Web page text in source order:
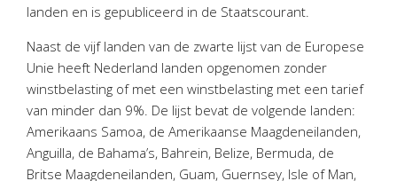
diensten
Financiele Administratie
Startersbegeleiding
Tijdelijk financieel personeel
Personeel & Organisatie
Bedrijfseconomisch advies
landen en is gepubliceerd in de Staatscourant.
Naast de vijf landen van de zwarte lijst van de Europese
Unie heeft Nederland landen opgenomen zonder
winstbelasting of met een winstbelasting met een tarief
van minder dan 9%. De lijst bevat de volgende landen:
Amerikaans Samoa, de Amerikaanse Maagdeneilanden,
Anguilla, de Bahama’s, Bahrein, Belize, Bermuda, de
Britse Maagdeneilanden, Guam, Guernsey, Isle of Man,